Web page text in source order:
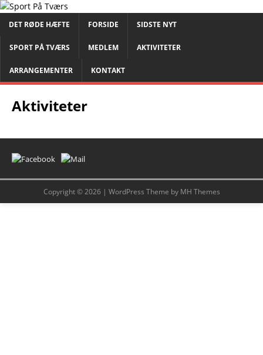
DET RØDE HÆFTE FORSIDE SIDSTE NYT
SPORT PÅ TVÆRS MEDLEM AKTIVITETER
ARRANGEMENTER KONTAKT
Aktiviteter
Copyright © 2026 | WordPress Theme by MH Themes